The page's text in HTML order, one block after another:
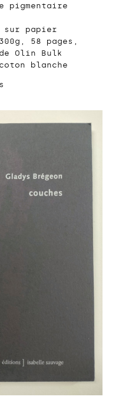
pigmentaire
sur papier
58 pages,
Olin Bulk
blanche